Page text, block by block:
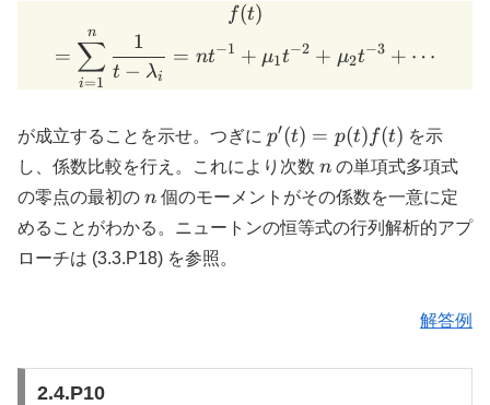
\lambda_i^2
t^{-3} + \cdots
f(t) \\ = \sum_{i=1}^n
f(t)
=
i=1
∑
n
t − λi
1
= nt−1 + μ1t−2 + μ2t−3 + ⋯
が成立することを示せ。つぎに p'(t)
=
p(t)
f(t)
p′(t) = p(t) f(t) を示
し、係数比較を行え。これにより次数 n
n の単項式多項式
の零点の最初の n
n 個のモーメントがその係数を一意に定
めることがわかる。ニュートンの恒等式の行列解析的アプ
ローチは (3.3.P18) を参照。
解答例
2.4.P10